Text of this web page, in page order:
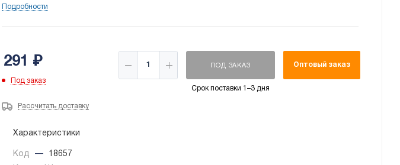
установок и систем кондиционирования воздуха. Присоединительный размер: 1/4"
Подробности
291 ₽
Под заказ
ПОД ЗАКАЗ
Срок поставки 1–3 дня
Оптовый заказ
Рассчитать доставку
Характеристики
Код —
18657